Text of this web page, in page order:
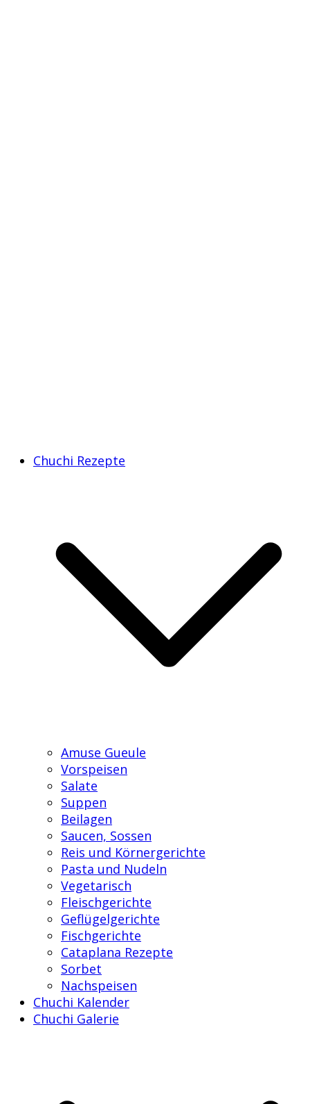
Chuchi Rezepte
Amuse Gueule
Vorspeisen
Salate
Suppen
Beilagen
Saucen, Sossen
Reis und Körnergerichte
Pasta und Nudeln
Vegetarisch
Fleischgerichte
Geflügelgerichte
Fischgerichte
Cataplana Rezepte
Sorbet
Nachspeisen
Chuchi Kalender
Chuchi Galerie